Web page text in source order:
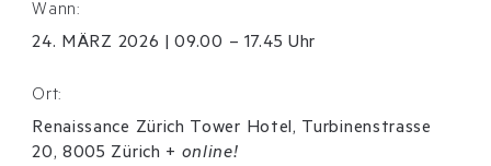
Wann:
24. MÄRZ 2026 |09.00 – 17.45 Uhr
Ort:
Renaissance Zürich Tower Hotel, Turbinenstrasse
20, 8005 Zürich + online!